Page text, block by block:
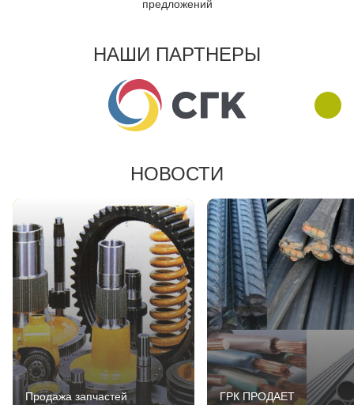
предложений
НАШИ ПАРТНЕРЫ
НОВОСТИ
Продажа запчастей
ГРК ПРОДАЕТ